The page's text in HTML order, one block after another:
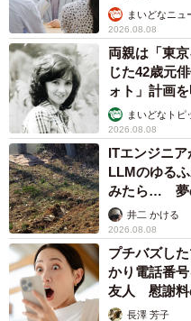
す。そのとき学んだのは、
るのがやっぱり基本であり
離を取ることができれば、
きて、また穏やかな日々に
ー最後に読者へのメッセー
『タワマンに住んで後悔し
とうございます！いかがだ
感想をいただくので、どん
す。まだ読んでいない方は
読めるサイトもありますの
まいどなニュ
2026.08.08
両親は「東
じた42歳元
ォト」計画
む」まいどなトピ
2026.08.08
ITエンジニ
LLMのゆる
みたら… 夢
るか井二 かける
2026.08.08
プチバズし
かり電話番
友人 慰謝料
解説】長澤 芳子